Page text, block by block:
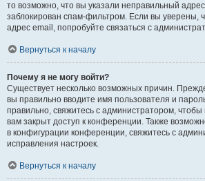
то возможно, что вы указали неправильный
заблокирован спам-фильтром. Если вы уверены,
адрес email, попробуйте связаться с
Вернуться к началу
Почему я не могу войти?
Существует несколько возможных причин.
вы правильно вводите имя пользователя и
правильно, свяжитесь с администратором,
вам закрыт доступ к конференции. Также
в конфигурации конференции, свяжитесь с
исправления настроек.
Вернуться к началу